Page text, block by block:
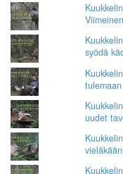
syödä
uudet